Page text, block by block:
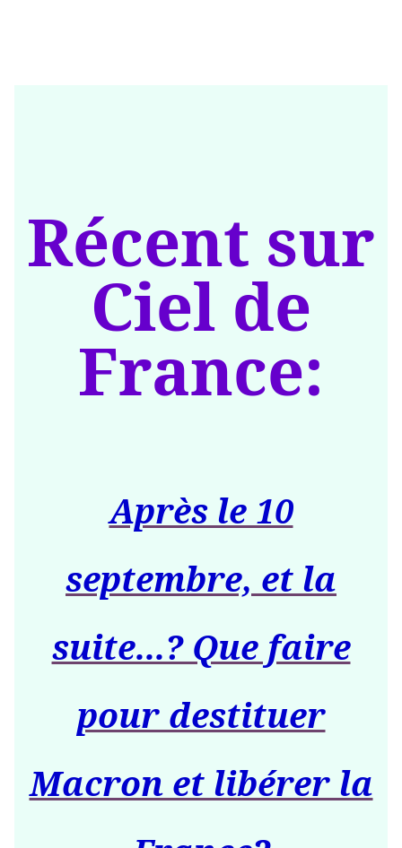
Récent sur
Ciel de
France:
Après le 10
septembre, et la
suite...? Que faire
pour destituer
Macron et libérer la